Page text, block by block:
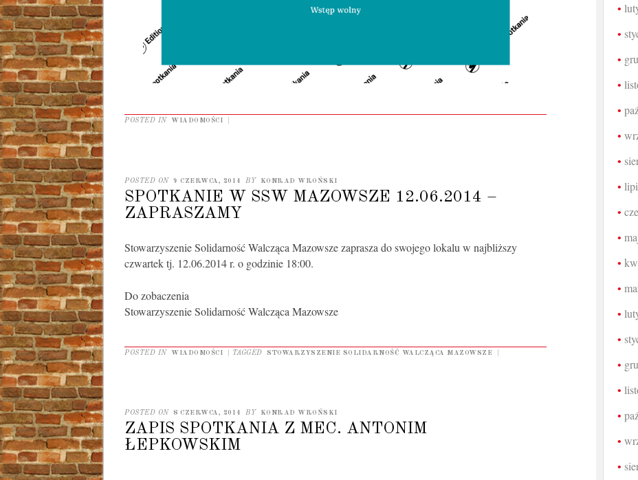
POSTED IN WIADOMOŚCI
POSTED ON 9 CZERWCA, 2014 BY KONRAD WROŃSKI
SPOTKANIE W SSW MAZOWSZE 12.06.2014 –
ZAPRASZAMY
Stowarzyszenie Solidarność Walcząca Mazowsze zaprasza do swojego lokalu w najbliższy
czwartek tj. 12.06.2014 r. o godzinie 18:00.
Do zobaczenia
Stowarzyszenie Solidarność Walcząca Mazowsze
POSTED IN WIADOMOŚCI TAGGED STOWARZYSZENIE SOLIDARNOŚĆ WALCZĄCA MAZOWSZE
POSTED ON 8 CZERWCA, 2014 BY KONRAD WROŃSKI
ZAPIS SPOTKANIA Z MEC. ANTONIM
ŁEPKOWSKIM